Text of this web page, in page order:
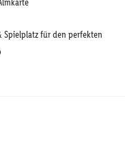
Spielplatz für den perfekten